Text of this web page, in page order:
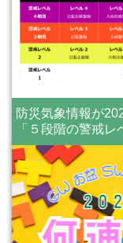
防災気象情報が
「５段階の警戒